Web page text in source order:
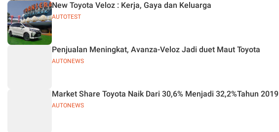
AUTOTEST
New Toyota Veloz : Kerja, Gaya dan Keluarga
AUTONEWS
Penjualan Meningkat, Avanza-Veloz Jadi duet Maut Toyota
AUTONEWS
Market Share Toyota Naik Dari 30,6% Menjadi 32,2%Tahun 2019